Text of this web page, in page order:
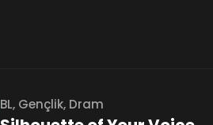
BL, Gençlik, Dram